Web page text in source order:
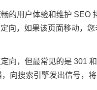
的用户体验和维护
向，如果该页面移动，
向，但最常见的是 301
向搜索引擎发出信号，